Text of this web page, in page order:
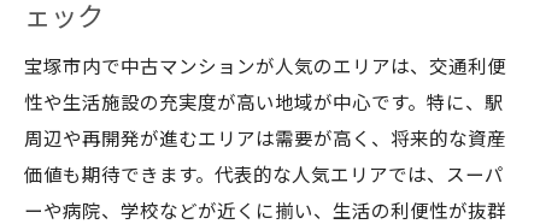
宝塚市で子育てしやすい中古マンションの
特徴
中古戸建てで実現する宝塚市の安心子育て
ェック
宝塚市内で中古マンションが人気のエリアは、交通利便
性や生活施設の充実度が高い地域が中心です。特に、駅
周辺や再開発が進むエリアは需要が高く、将来的な資産
価値も期待できます。代表的な人気エリアでは、スーパ
ーや病院、学校などが近くに揃い、生活の利便性が抜群